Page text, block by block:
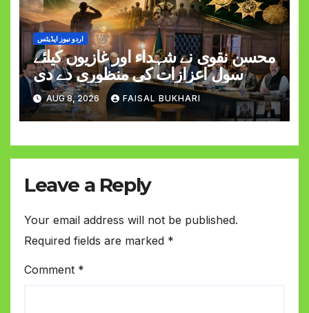
اردو نیوز اپڈیٹس
محسن نقوی نے شہداء اور غازیوں کیلئے
سول اعزازات کی منظوری دے دی
AUG 8, 2026 FAISAL BUKHARI
Leave a Reply
Your email address will not be published.
Required fields are marked *
Comment *